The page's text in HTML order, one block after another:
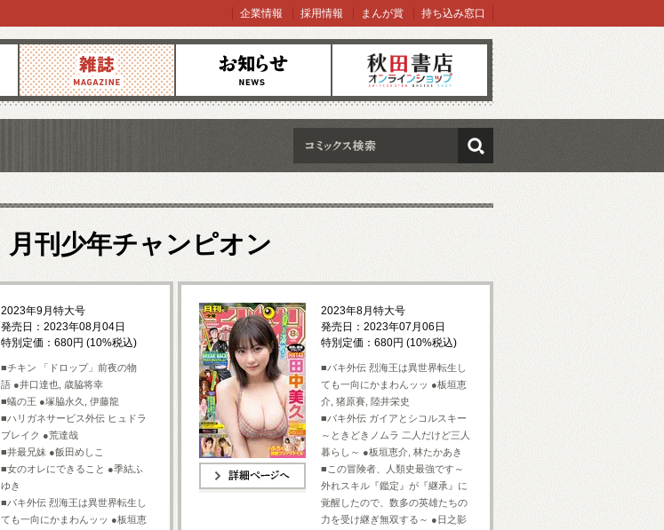
雑誌 お知らせ オンラインショップ
企業情報 採用情報 まんが賞 持ち込み窓口
検索
月刊少年チャンピオン
2023年9月特大号
発売日：2023年08月04日
特別定価：680円 (10%税込)
■チキン 「ドロップ」前夜の物
語 ●井口達也, 歳脇将幸
■蟻の王 ●塚脇永久, 伊藤龍
■ハリガネサービス外伝 ヒュドラ
ブレイク ●荒達哉
■井最兄妹 ●飯田めしこ
■女のオレにできること ●季結ふ
ゆき
■バキ外伝 烈海王は異世界転生し
ても一向にかまわんッッ ●板垣恵
2023年8月特大号
発売日：2023年07月06日
特別定価：680円 (10%税込)
■バキ外伝 烈海王は異世界転生し
ても一向にかまわんッッ ●板垣恵
介, 猪原賽, 陸井栄史
■バキ外伝 ガイアとシコルスキー
～ときどきノムラ 二人だけど三人
暮らし～ ●板垣恵介, 林たかあき
■この冒険者、人類史最強です～
外れスキル『鑑定』が『継承』に
覚醒したので、数多の英雄たちの
力を受け継ぎ無双する～ ●日之影